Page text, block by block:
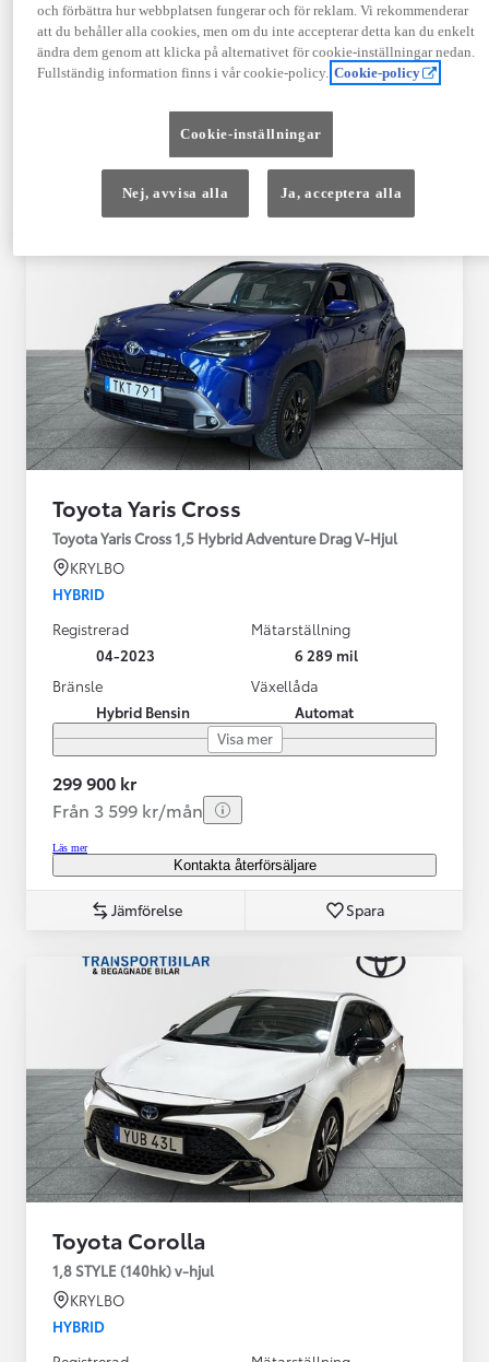
Garanti upp till 10 år eller 20 000 mil – i
kombination med Toyota Relax
12 månaders vägassistans
Toyota Yaris Cross
Toyota Yaris Cross 1,5 Hybrid Adventure Drag V-Hjul
KRYLBO
HYBRID
Registrerad
04-2023
Mätarställning
6 289 mil
Bränsle
Hybrid Bensin
Växellåda
Automat
Visa mer
299 900 kr
Från 3 599 kr/mån
Läs mer
Kontakta återförsäljare
Jämförelse Spara
Toyota Corolla
1,8 STYLE (140hk) v-hjul
KRYLBO
HYBRID
och förbättra hur webbplatsen fungerar och för reklam. Vi rekommenderar
att du behåller alla cookies, men om du inte accepterar detta kan du enkelt
ändra dem genom att klicka på alternativet för cookie-inställningar nedan.
Fullständig information finns i vår cookie-policy. Cookie-policy
Cookie-inställningar
Nej, avvisa alla Ja, acceptera alla